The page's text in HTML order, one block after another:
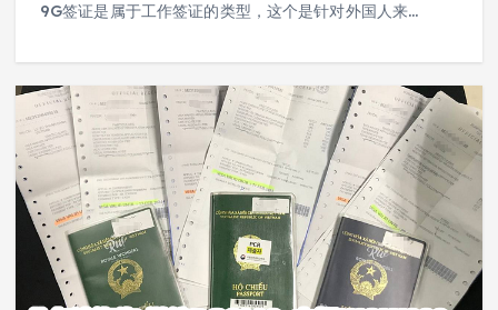
9G签证是属于工作签证的类型，这个是针对外国人来…